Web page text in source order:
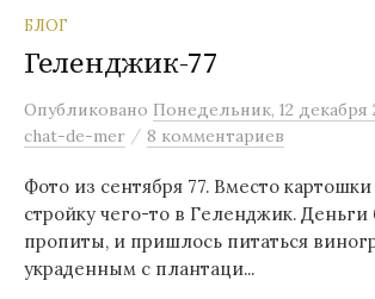
БЛОГ
Геленджик-77
Опубликовано Понедельник, 12 декабря
chat-de-mer / 8 комментариев
Фото из сентября 77. Вместо
стройку чего-то в Геленджик.
пропиты, и пришлось питаться
украденным с плантаци...